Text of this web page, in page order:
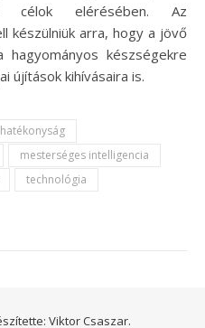
célok elérésében. Az
készülniük arra, hogy a jövő
hagyományos készségekre
újítások kihívásaira is.
hatékonyság
mesterséges intelligencia
technológia
Viktor Csaszar.